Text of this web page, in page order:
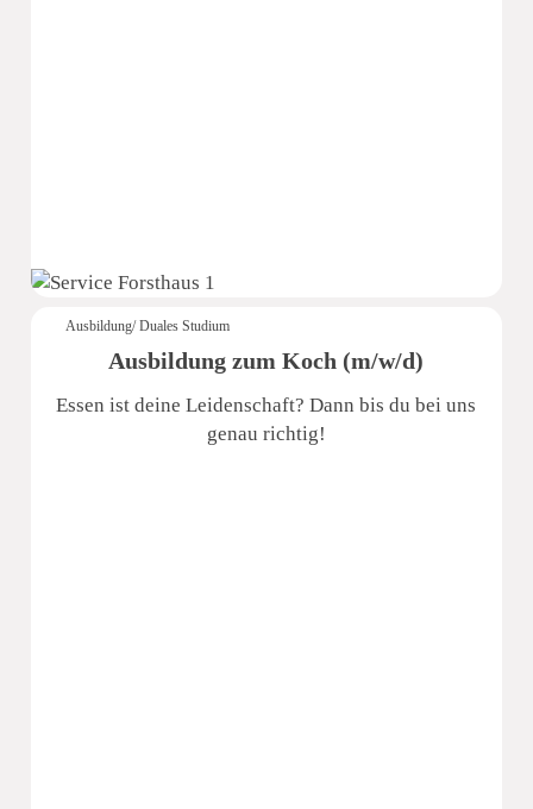
Ausbildung/ Duales Studium
Ausbildung zum Koch (m/w/d)
Essen ist deine Leidenschaft? Dann bis du bei uns
genau richtig!